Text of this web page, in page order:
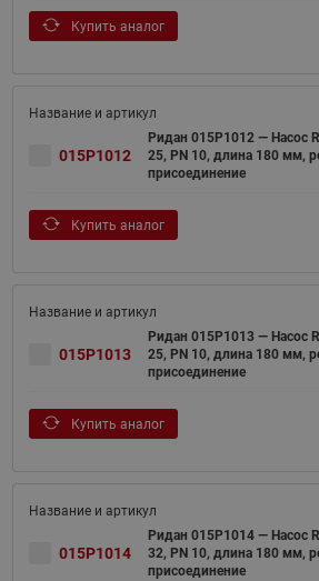
Купить аналог
015P1012
Ридан 015P1012 — Насос
25, PN 10, длина 180 мм,
присоединение
Купить аналог
015P1013
Ридан 015P1013 — Насос
25, PN 10, длина 180 мм,
присоединение
Купить аналог
015P1014
Ридан 015P1014 — Насос
32, PN 10, длина 180 мм,
присоединение